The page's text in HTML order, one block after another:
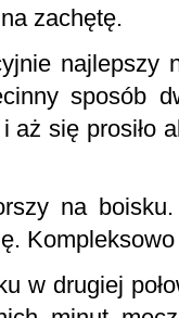
zachętę.
najlepszy
sposób
aż się prosiło
na
w drugiej